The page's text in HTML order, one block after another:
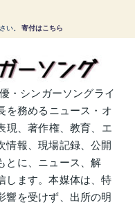
い。 寄付はこちら
・シンガーソングライ
を務めるニュース・オ
現、著作権、教育、エ
情報、現場記録、公開
とに、ニュース、解
します。本媒体は、特
響を受けず、出所の明